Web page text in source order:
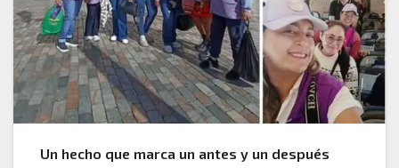
Un hecho que marca un antes y un después